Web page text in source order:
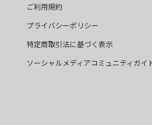
ご利用規約
プライバシーポリシー
特定商取引法に基づく表示
ソーシャルメディアコミュニティガイ